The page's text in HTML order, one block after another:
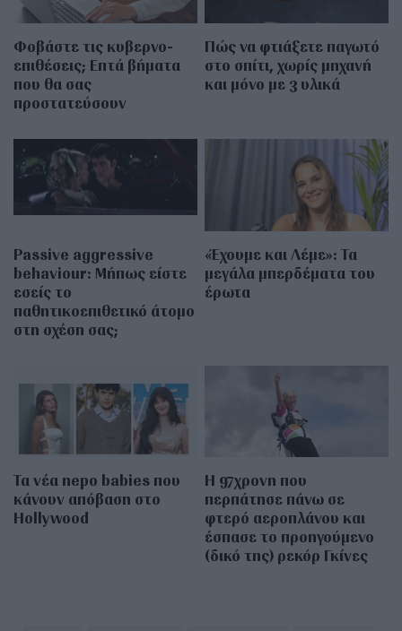
Φοβάστε τις κυβερνο-
επιθέσεις; Επτά βήματα
που θα σας
προστατεύσουν
Πώς να φτιάξετε παγωτό
στο σπίτι, χωρίς μηχανή
και μόνο με 3 υλικά
Passive aggressive
behaviour: Μήπως είστε
εσείς το
παθητικοεπιθετικό άτομο
στη σχέση σας;
«Έχουμε και Λέμε»: Τα
μεγάλα μπερδέματα του
έρωτα
Τα νέα nepo babies που
κάνουν απόβαση στο
Hollywood
Η 97χρονη που
περπάτησε πάνω σε
φτερό αεροπλάνου και
έσπασε το προηγούμενο
(δικό της) ρεκόρ Γκίνες